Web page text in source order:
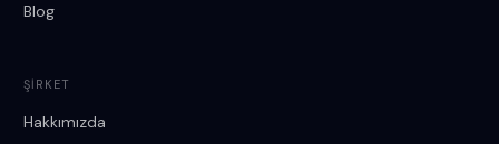
Blog
ŞIRKET
Hakkımızda